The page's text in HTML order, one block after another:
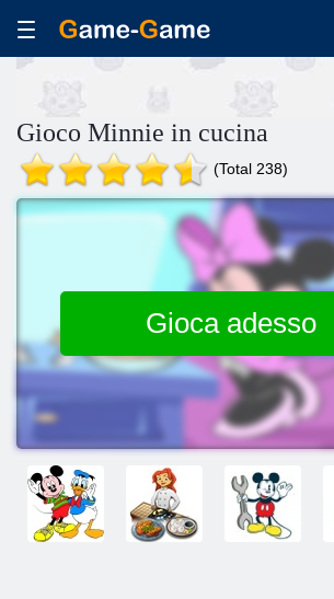
Gioco Minnie in cucina
(Total 238)
Gioca adesso